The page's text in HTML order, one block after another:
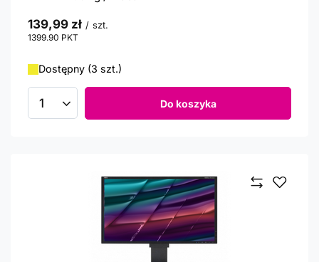
139,99 zł / szt.
1399.90 PKT
Dostępny (3 szt.)
Ilość produktów Do koszyka